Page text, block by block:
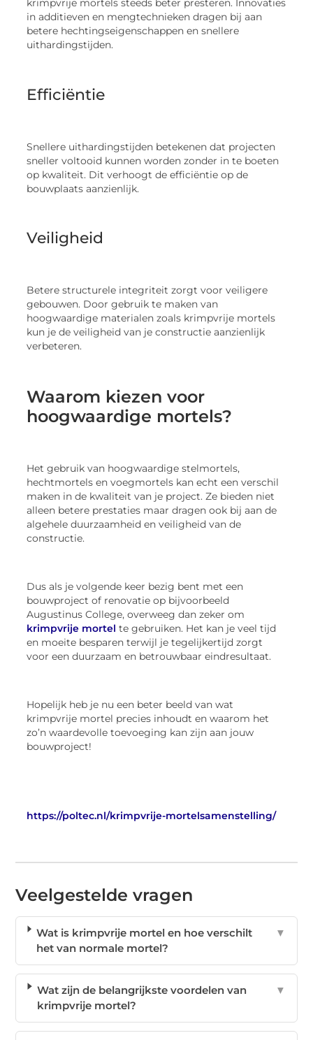
krimpvrije mortels steeds beter presteren. Innovaties
in additieven en mengtechnieken dragen bij aan
betere hechtingseigenschappen en snellere
uithardingstijden.
Efficiëntie
Snellere uithardingstijden betekenen dat projecten
sneller voltooid kunnen worden zonder in te boeten
op kwaliteit. Dit verhoogt de efficiëntie op de
bouwplaats aanzienlijk.
Veiligheid
Betere structurele integriteit zorgt voor veiligere
gebouwen. Door gebruik te maken van
hoogwaardige materialen zoals krimpvrije mortels
kun je de veiligheid van je constructie aanzienlijk
verbeteren.
Waarom kiezen voor
hoogwaardige mortels?
Het gebruik van hoogwaardige stelmortels,
hechtmortels en voegmortels kan echt een verschil
maken in de kwaliteit van je project. Ze bieden niet
alleen betere prestaties maar dragen ook bij aan de
algehele duurzaamheid en veiligheid van de
constructie.
Dus als je volgende keer bezig bent met een
bouwproject of renovatie op bijvoorbeeld
Augustinus College, overweeg dan zeker om
krimpvrije mortel te gebruiken. Het kan je veel tijd
en moeite besparen terwijl je tegelijkertijd zorgt
voor een duurzaam en betrouwbaar eindresultaat.
Hopelijk heb je nu een beter beeld van wat
krimpvrije mortel precies inhoudt en waarom het
zo’n waardevolle toevoeging kan zijn aan jouw
bouwproject!
https://poltec.nl/krimpvrije-mortelsamenstelling/
Veelgestelde vragen
Wat is krimpvrije mortel en hoe verschilt
het van normale mortel?
▼
Wat zijn de belangrijkste voordelen van
krimpvrije mortel?
▼